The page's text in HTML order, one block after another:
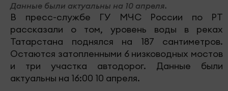
Данные были актуальны на 10 апреля.
В пресс-службе ГУ МЧС России по РТ
рассказали о том, уровень воды в реках
Татарстана поднялся на 187 сантиметров.
Остаются затопленными 6 низководных мостов
и три участка автодорог. Данные были
актуальны на 16:00 10 апреля.